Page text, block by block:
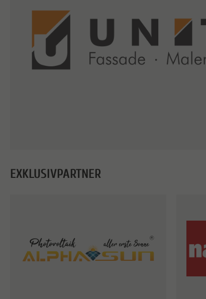
EXKLUSIVPARTNER